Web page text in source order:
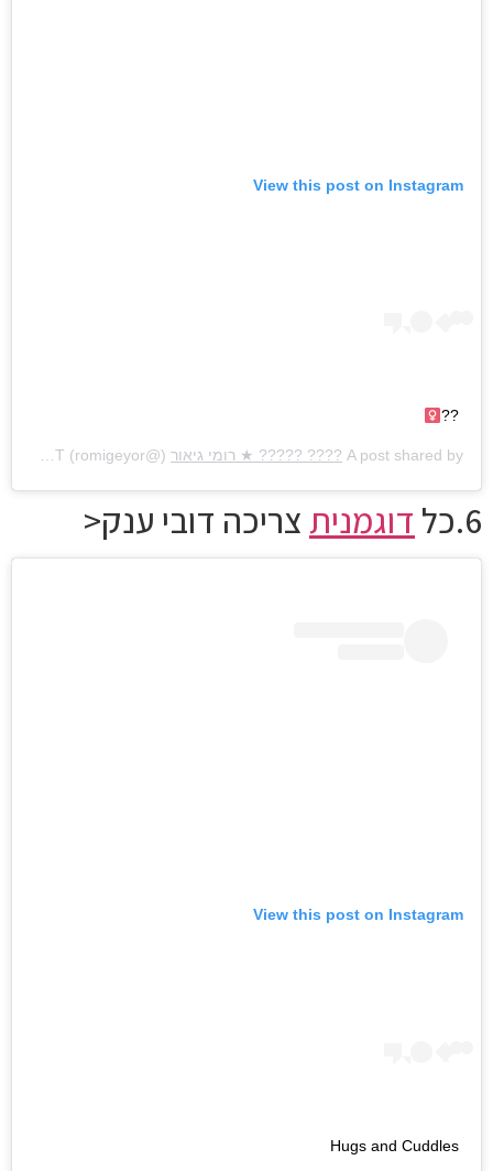
View this post on Instagram
??‍
A post shared by ???? ????? ★ רומי גיאור (@romigeyor) on
Sep 17, 2019 at 8:06am PDT
6.כל דוגמניתצריכה דובי ענק<
View this post on Instagram
Hugs and Cuddles